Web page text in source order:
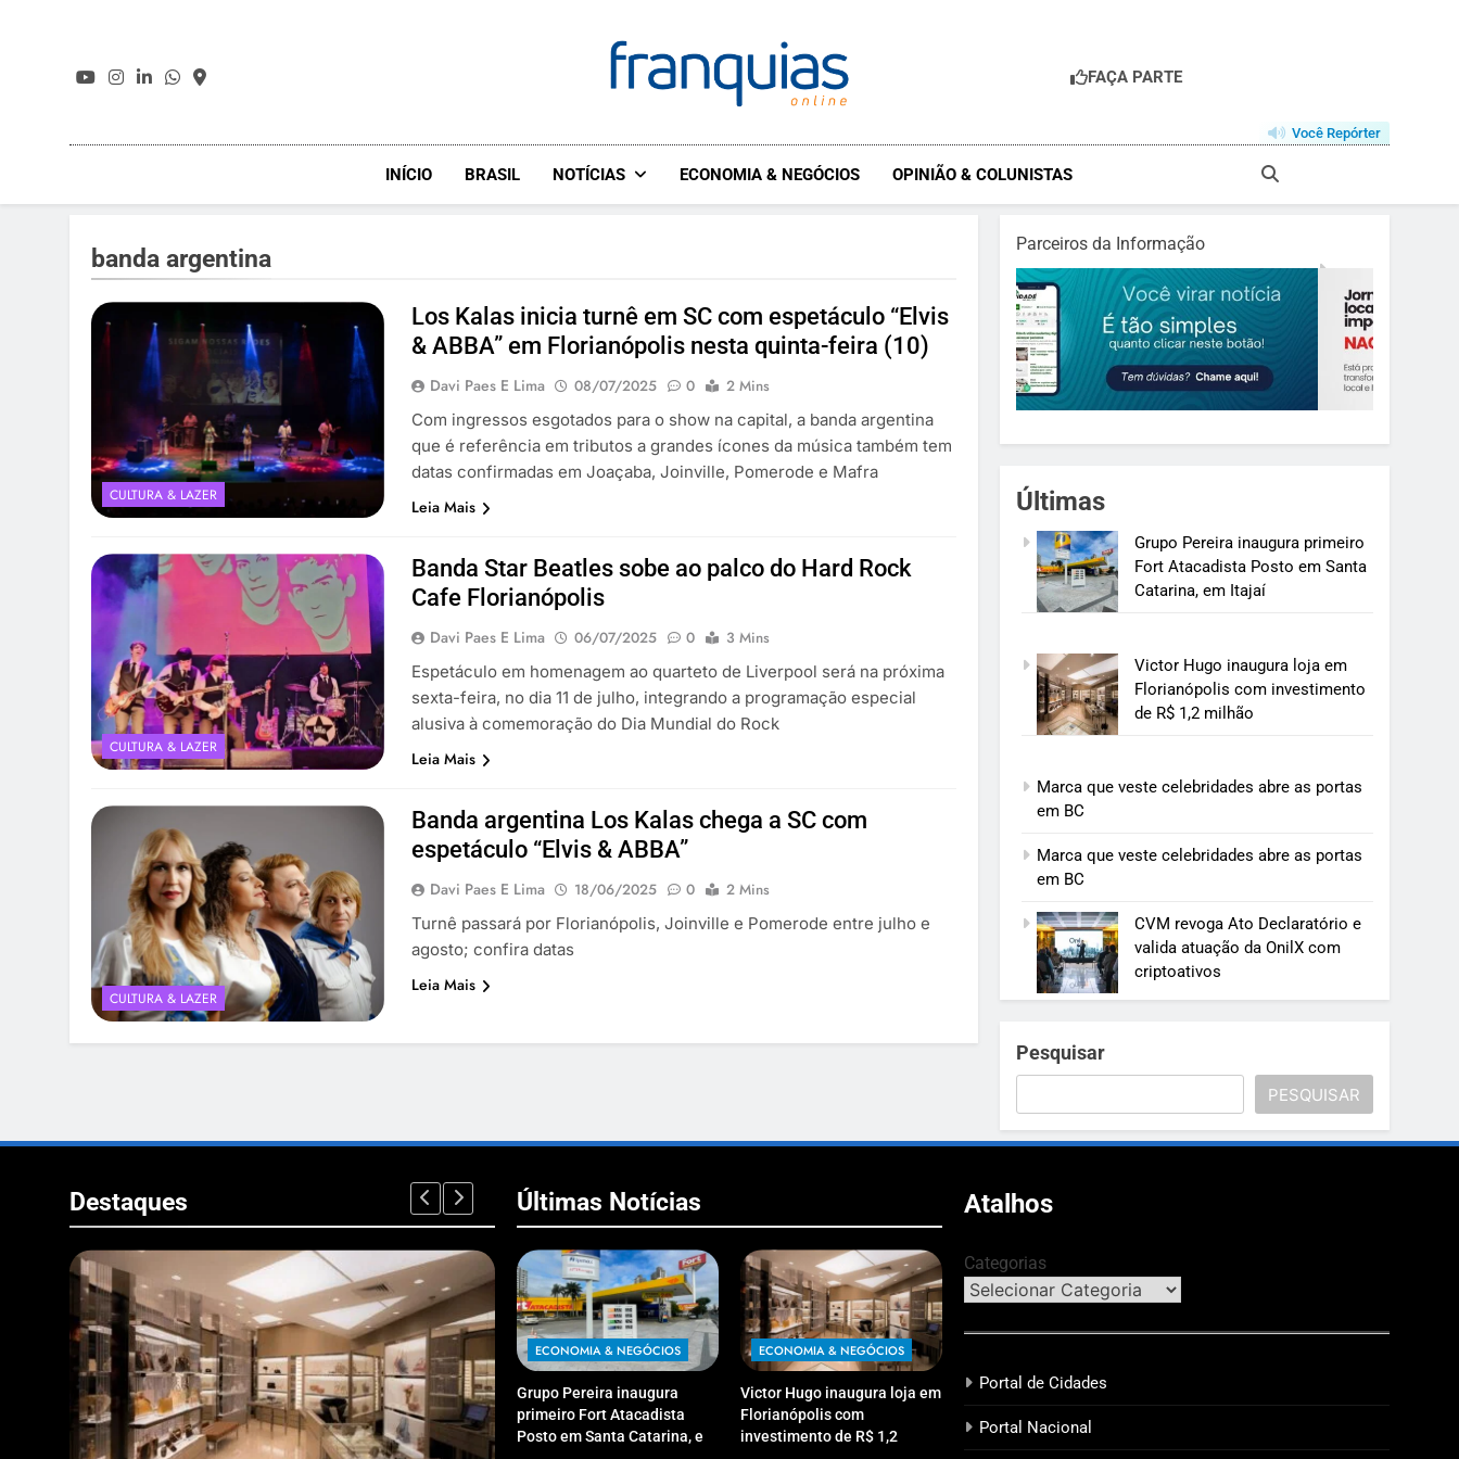
FAÇA PARTE
Você Repórter
INÍCIO BRASIL NOTÍCIAS ECONOMIA & NEGÓCIOS OPINIÃO & COLUNISTAS
banda argentina
CULTURA & LAZER
Los Kalas inicia turnê em SC com espetáculo “Elvis
& ABBA” em Florianópolis nesta quinta-feira (10)
Davi Paes E Lima 08/07/2025 0
2 Mins
Com ingressos esgotados para o show na capital, a banda argentina
que é referência em tributos a grandes ícones da música também tem
datas confirmadas em Joaçaba, Joinville, Pomerode e Mafra
Leia Mais
CULTURA & LAZER
Banda Star Beatles sobe ao palco do Hard Rock
Cafe Florianópolis
Davi Paes E Lima 06/07/2025 0
3 Mins
Espetáculo em homenagem ao quarteto de Liverpool será na próxima
sexta-feira, no dia 11 de julho, integrando a programação especial
alusiva à comemoração do Dia Mundial do Rock
Leia Mais
CULTURA & LAZER
Banda argentina Los Kalas chega a SC com
espetáculo “Elvis & ABBA”
Davi Paes E Lima 18/06/2025 0
2 Mins
Turnê passará por Florianópolis, Joinville e Pomerode entre julho e
agosto; confira datas
Leia Mais
Parceiros da Informação
Últimas
Grupo Pereira inaugura primeiro
Fort Atacadista Posto em Santa
Catarina, em Itajaí
Victor Hugo inaugura loja em
Florianópolis com investimento
de R$ 1,2 milhão
Marca que veste celebridades abre as portas
em BC
Marca que veste celebridades abre as portas
em BC
CVM revoga Ato Declaratório e
valida atuação da OnilX com
criptoativos
Pesquisar
PESQUISAR
Destaques Últimas Notícias
ECONOMIA & NEGÓCIOS
Grupo Pereira inaugura
primeiro Fort Atacadista
Posto em Santa Catarina, em
ECONOMIA & NEGÓCIOS
Victor Hugo inaugura loja em
Florianópolis com
investimento de R$ 1,2
Atalhos
Categorias
Portal de Cidades
Portal Nacional